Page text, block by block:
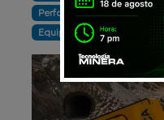
Perforación
Exportación
Equipos
Productividad